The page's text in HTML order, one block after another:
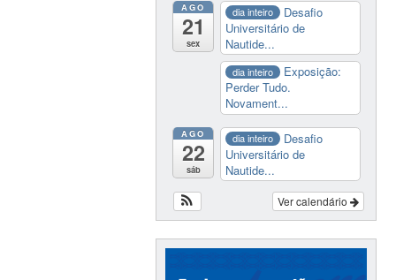
AGO
21
sex
dia inteiro
Desafio
Universitário de
Nautide...
dia inteiro
Exposição:
Perder Tudo.
Novament...
AGO
22
sáb
dia inteiro
Desafio
Universitário de
Nautide...
Ver calendário